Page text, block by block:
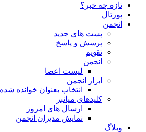
تازه چه خبر؟
پورتال
انجمن
پست های جدید
پرسش و پاسخ
تقویم
انجمن
لیست اعضا
ابزار انجمن
انتخاب بعنوان خوانده شده
کلیدهای میانبر
ارسال های امروز
نمایش مدیران انجمن
وبلاگ